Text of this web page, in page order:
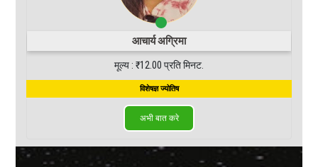
आचार्य अग्रिमा
मूल्य : ₹12.00 प्रति मिनट.
विशेषज्ञ ज्योतिष
अभी बात करे